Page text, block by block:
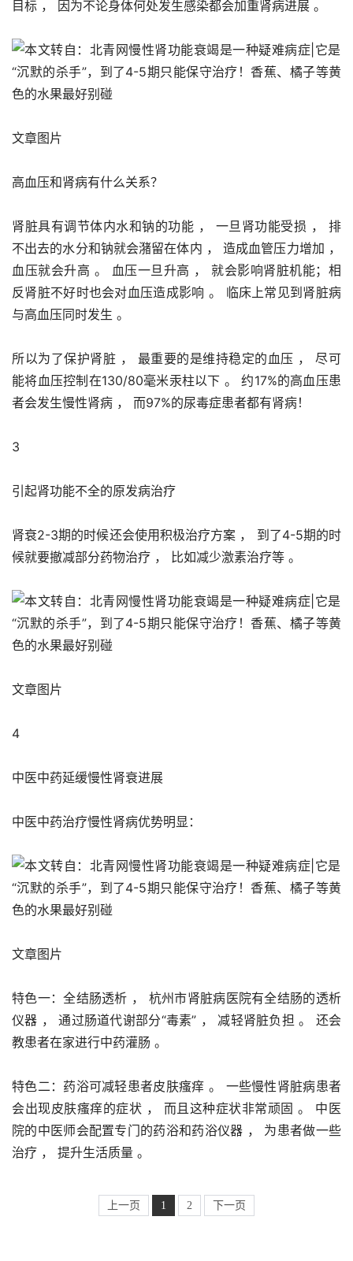
目标 ， 因为不论身体何处发生感染都会加重肾病进展 。
文章图片
高血压和肾病有什么关系？
肾脏具有调节体内水和钠的功能 ， 一旦肾功能受损 ， 排
不出去的水分和钠就会潴留在体内 ， 造成血管压力增加 ，
血压就会升高 。 血压一旦升高 ， 就会影响肾脏机能；相
反肾脏不好时也会对血压造成影响 。 临床上常见到肾脏病
与高血压同时发生 。
所以为了保护肾脏 ， 最重要的是维持稳定的血压 ， 尽可
能将血压控制在130/80毫米汞柱以下 。 约17%的高血压患
者会发生慢性肾病 ， 而97%的尿毒症患者都有肾病！
3
引起肾功能不全的原发病治疗
肾衰2-3期的时候还会使用积极治疗方案 ， 到了4-5期的时
候就要撤减部分药物治疗 ， 比如减少激素治疗等 。
文章图片
4
中医中药延缓慢性肾衰进展
中医中药治疗慢性肾病优势明显：
文章图片
特色一：全结肠透析 ， 杭州市肾脏病医院有全结肠的透析
仪器 ， 通过肠道代谢部分“毒素” ， 减轻肾脏负担 。 还会
教患者在家进行中药灌肠 。
特色二：药浴可减轻患者皮肤瘙痒 。 一些慢性肾脏病患者
会出现皮肤瘙痒的症状 ， 而且这种症状非常顽固 。 中医
院的中医师会配置专门的药浴和药浴仪器 ， 为患者做一些
治疗 ， 提升生活质量 。
上一页 1 2 下一页